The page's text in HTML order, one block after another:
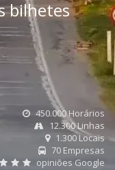
bilhetes
450.000 Horários
12.300 Linhas
1.300 Locais
70 Empresas
opiniões Google